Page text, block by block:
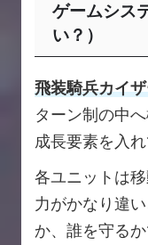
ゲームシス
い？）
飛装騎兵カイ
ターン制の中
成長要素を入
各ユニットは
力がかなり違
か、誰を守る